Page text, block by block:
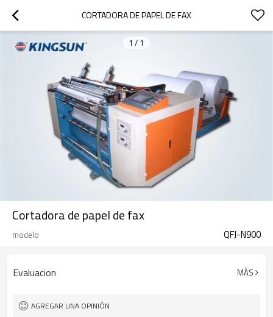
CORTADORA DE PAPEL DE FAX
1 / 1
Cortadora de papel de fax
modelo QFJ-N900
Evaluacion MÁS
AGREGAR UNA OPINIÓN